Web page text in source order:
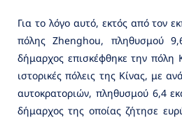
Για το λόγο αυτό, εκτός από τον
πόλης Zhenghou, πληθυσμού
δήμαρχος επισκέφθηκε την πόλη
ιστορικές πόλεις της Κίνας, με
αυτοκρατοριών, πληθυσμού 6,4
δήμαρχος της οποίας ζήτησε